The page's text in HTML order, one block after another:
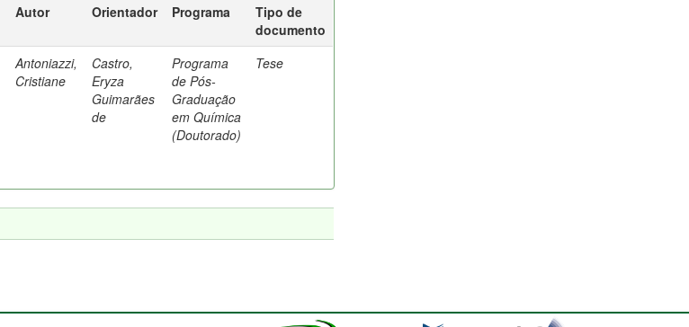
Autor Orientador Programa
Tipo de
documento
Antoniazzi,
Cristiane
Castro,
Eryza
Guimarães
de
Programa
de Pós-
Graduação
em Química
(Doutorado)
Tese